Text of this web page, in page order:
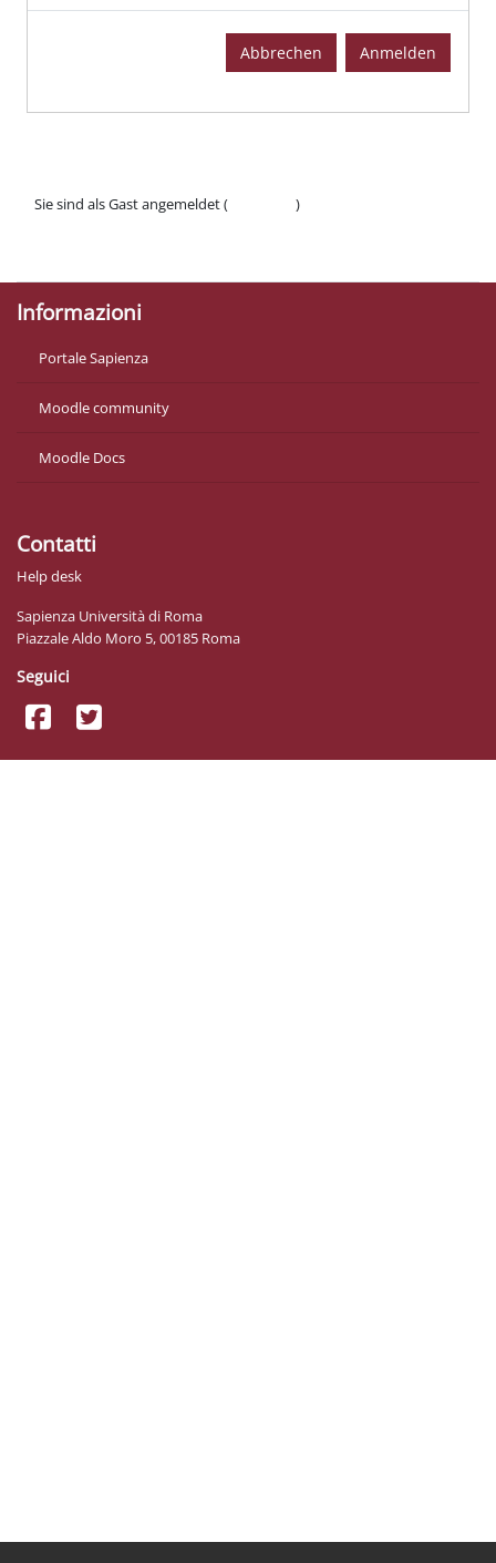
Abbrechen Anmelden
Sie sind als Gast angemeldet (
)
Informazioni
Portale Sapienza
Moodle community
Moodle Docs
Contatti
Help desk
Sapienza Università di Roma
Piazzale Aldo Moro 5, 00185 Roma
Seguici